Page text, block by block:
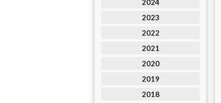
2024
2023
2022
2021
2020
2019
2018